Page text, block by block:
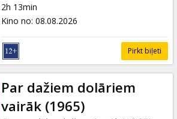
2h 13min
Kino no: 08.08.2026
Pirkt biļeti
Par dažiem dolāriem
vairāk (1965)